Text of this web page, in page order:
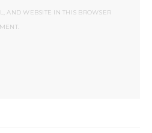
AND WEBSITE IN THIS BROWSER